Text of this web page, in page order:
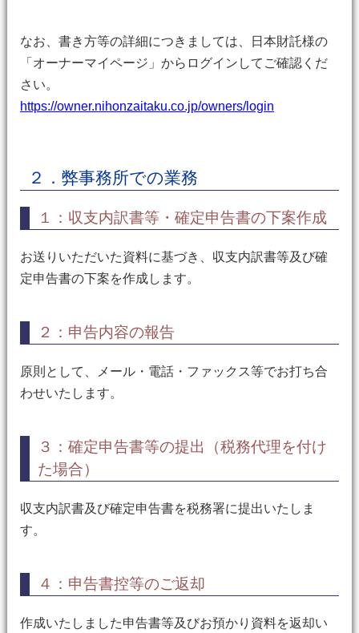
なお、書き方等の詳細につきましては、日本財託様の
「オーナーマイページ」からログインしてご確認くだ
さい。
https://owner.nihonzaitaku.co.jp/owners/login
２．弊事務所での業務
１：収支内訳書等・確定申告書の下案作成
お送りいただいた資料に基づき、収支内訳書等及び確
定申告書の下案を作成します。
２：申告内容の報告
原則として、メール・電話・ファックス等でお打ち合
わせいたします。
３：確定申告書等の提出（税務代理を付け
た場合）
収支内訳書及び確定申告書を税務署に提出いたしま
す。
４：申告書控等のご返却
作成いたしました申告書等及びお預かり資料を返却い